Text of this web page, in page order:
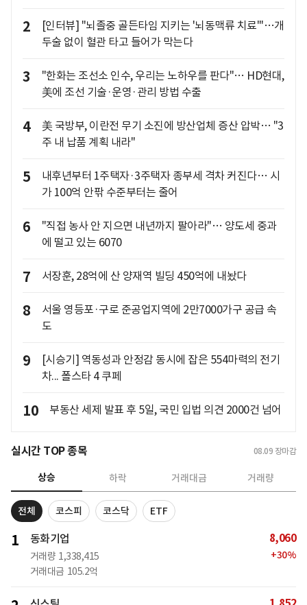
2
[인터뷰] "뇌졸중 골든타임 지키는 '뇌동맥류 치료'"…개
두술 없이 혈관 타고 들어가 막는다
3
"한화는 조선소 인수, 우리는 노하우를 판다"… HD현대,
美에 조선 기술·운영·관리 방법 수출
4
美 국방부, 이란전 무기 소진에 방산업체 증산 압박… "3
주 내 납품 계획 내라"
5
내후년부터 1주택자·3주택자 종부세 격차 커진다… 시
가 100억 안팎 수준부터는 줄어
6
"직접 농사 안 지으면 내년까지 팔아라"… 양도세 중과
에 떨고 있는 6070
7 서장훈, 28억에 산 양재역 빌딩 450억에 내놨다
8
서울 영등포·구로 준공업지역에 2만7000가구 공급 속
도
9
[시승기] 역동성과 안정감 동시에 잡은 554마력의 전기
차... 폴스타 4 쿠페
10 부동산 세제 발표 후 5일, 국민 입법 의견 2000건 넘어
실시간 TOP 종목 08.09 장마감
상승 하락 거래대금 거래량
전체 코스피 코스닥 ETF
1 동화기업
거래량 1,338,415
거래대금 105.2억
8,060
+30%